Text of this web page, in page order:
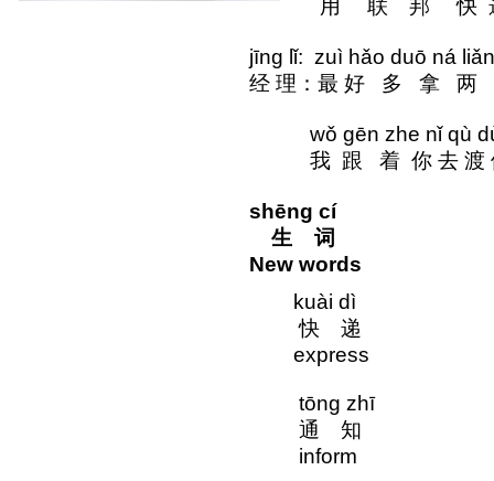
用 联 邦 快 递 把
jīng lǐ: zuì hǎo duō ná
经 理：最 好 多 拿
wǒ gēn zhe nǐ qù
我 跟 着 你 去 渡
shēng cí
生 词
New words
kuài dì
快
express
tōng zhī
通 知
inform